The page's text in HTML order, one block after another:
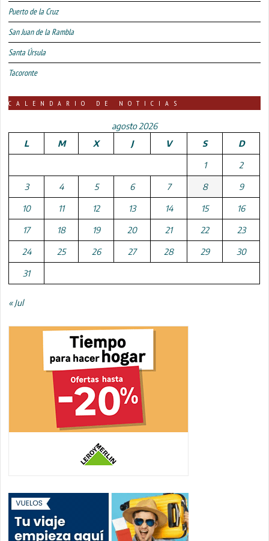
Puerto de la Cruz
San Juan de la Rambla
Santa Úrsula
Tacoronte
CALENDARIO DE NOTICIAS
agosto 2026
L
M X J V S D
1 2
3 4 5 6 7 8 9
10 11 12 13 14 15 16
17 18 19 20 21 22 23
24 25 26 27 28 29 30
31
« Jul